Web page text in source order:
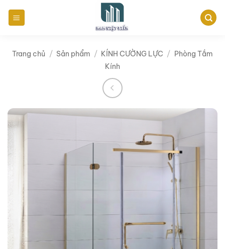
qua
dungTrang chủ / Sản phẩm / KÍNH CƯỜNG LỰC / Phòng Tắm
Kính